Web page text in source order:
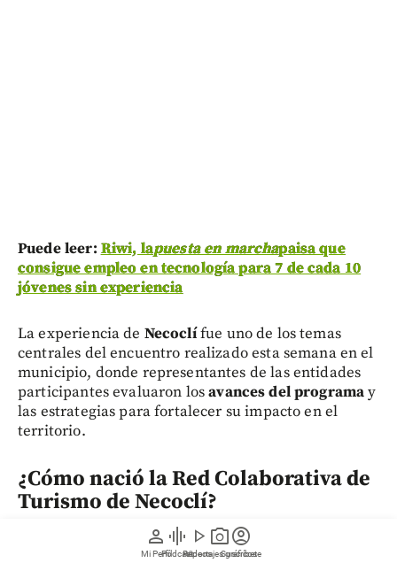
person
Mi Perfil
graphic_eq
Pódcast
play_arrow
Videos
photo_camera
Reportajes gráficos
account_circle
Suscríbete
Puede leer: Riwi, lapuesta en marchapaisa que
consigue empleo en tecnología para 7 de cada 10
jóvenes sin experiencia
La experiencia de Necoclífue uno de los temas
centrales del encuentro realizado esta semana en el
municipio, donde representantes de las entidades
participantes evaluaron losavances del programay
las estrategias para fortalecer su impacto en el
territorio.
¿Cómo nació la Red Colaborativa de
Turismo de Necoclí?
ha construido buena parte de su